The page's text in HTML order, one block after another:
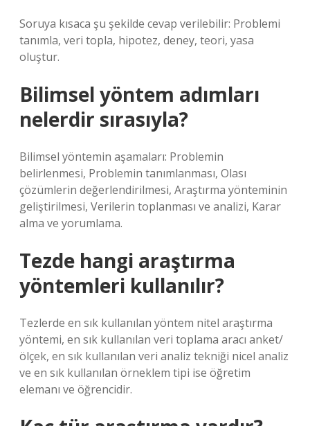
Soruya kısaca şu şekilde cevap verilebilir: Problemi
tanımla, veri topla, hipotez, deney, teori, yasa
oluştur.
Bilimsel yöntem adımları
nelerdir sırasıyla?
Bilimsel yöntemin aşamaları: Problemin
belirlenmesi, Problemin tanımlanması, Olası
çözümlerin değerlendirilmesi, Araştırma yönteminin
geliştirilmesi, Verilerin toplanması ve analizi, Karar
alma ve yorumlama.
Tezde hangi araştırma
yöntemleri kullanılır?
Tezlerde en sık kullanılan yöntem nitel araştırma
yöntemi, en sık kullanılan veri toplama aracı anket/
ölçek, en sık kullanılan veri analiz tekniği nicel analiz
ve en sık kullanılan örneklem tipi ise öğretim
elemanı ve öğrencidir.